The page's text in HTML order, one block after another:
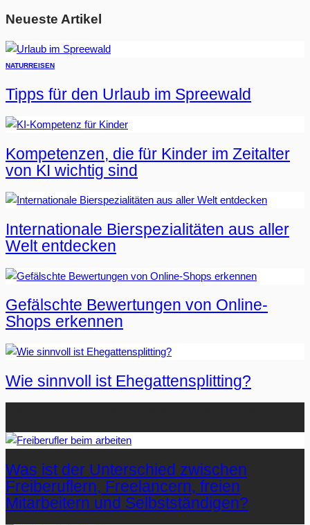
Neueste Artikel
NATURREISEN
Tipps für den Urlaub im Spreewald
Kompetenzen, die für Kinder im Zeitalter
von KI wichtig sind
Internationale Bierspezialitäten aus aller
Welt entdecken
Gefälschte Bewertungen von Online-
Shops erkennen
Wie sinnvoll ist Ehegattensplitting?
Was ist der Unterschied zwischen
Freiberuflern, Freelancern, freien
Mitarbeitern und Selbstständigen?